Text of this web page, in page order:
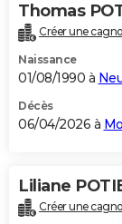
Thomas
Créer une
Naissance
01/08/1990 à
Décès
06/04/2026 à
Liliane
Créer une